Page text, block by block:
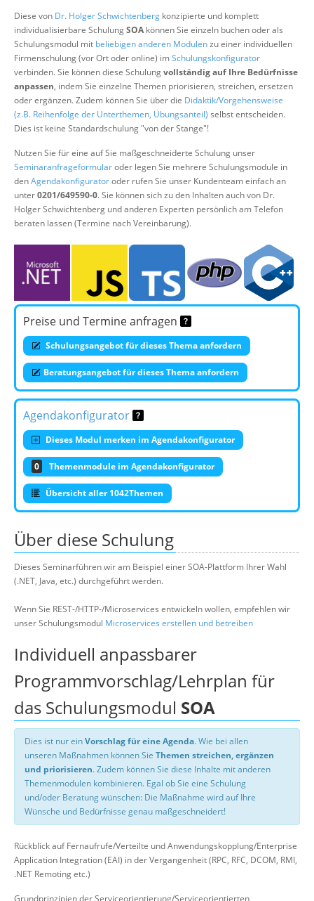
Suche
Diese von Dr. Holger Schwichtenberg konzipierte und komplett
individualisierbare SchulungSOA können Sie einzeln buchen oder als
Schulungsmodul mit beliebigen anderen Modulenzu einer individuellen
Firmenschulung (vor Ort oder online) imSchulungskonfigurator
verbinden. Sie können diese Schulungvollständig auf Ihre Bedürfnisse
anpassen, indem Sie einzelne Themen priorisieren, streichen, ersetzen
oder ergänzen. Zudem können Sie über die Didaktik/Vorgehensweise
(z.B. Reihenfolge der Unterthemen, Übungsanteil) selbst entscheiden.
Dies ist keine Standardschulung "von der Stange"!
Nutzen Sie für eine auf Sie maßgeschneiderte Schulung unser
Seminaranfrageformularoder legen Sie mehrere Schulungsmodule in
denAgendakonfiguratoroder rufen Sie unser Kundenteam einfach an
unter0201/649590-0. Sie können sich zu den Inhalten auch von Dr.
Holger Schwichtenberg und anderen Experten persönlich am Telefon
beraten lassen (Termine nach Vereinbarung).
Preise und Termine anfragen
Schulungsangebot für dieses Thema anfordern
Beratungsangebot für dieses Thema anfordern
Agendakonfigurator
Dieses Modul merken im Agendakonfigurator
0 Themenmodule im Agendakonfigurator
Übersicht aller 1042Themen
Über diese Schulung
Dieses Seminarführen wir am Beispiel einer SOA-Plattform Ihrer Wahl
(.NET, Java, etc.) durchgeführt werden.
Wenn Sie REST-/HTTP-/Microservices entwickeln wollen, empfehlen wir
unser Schulungsmodul Microservices erstellen und betreiben
Individuell anpassbarer
Programmvorschlag/Lehrplan für
das Schulungsmodul SOA
Dies ist nur einVorschlag für eine Agenda. Wie bei allen
unseren Maßnahmen können Sie Themen streichen, ergänzen
und priorisieren. Zudem können Sie diese Inhalte mit anderen
Themenmodulen kombinieren. Egal ob Sie eine Schulung
und/oder Beratung wünschen: Die Maßnahme wird auf Ihre
Wünsche und Bedürfnisse genau maßgeschneidert!
Rückblick auf Fernaufrufe/Verteilte und Anwendungskopplung/Enterprise
Application Integration (EAI) in der Vergangenheit (RPC, RFC, DCOM, RMI,
.NET Remoting etc.)
Grundprinzipien der Serviceorientierung/Serviceorientierten